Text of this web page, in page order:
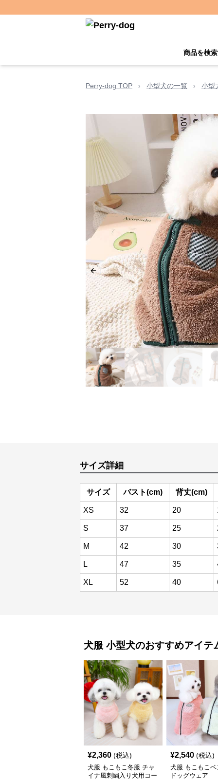
商品を検
Perry-dog TOP › 小型犬の一覧 › 小型
Previous slide
サイズ詳細
サイズ バスト(cm) 背丈(cm)
XS 32 20
S 37 25
M 42 30
L 47 35
XL 52 40
犬服 小型犬のおすすめアイテ
¥2,360 (税込)
犬服 もこもこ冬服 チャ
イナ風刺繍入り犬用コー
¥2,540 (税込)
犬服 もこもこベ
ドッグウェア